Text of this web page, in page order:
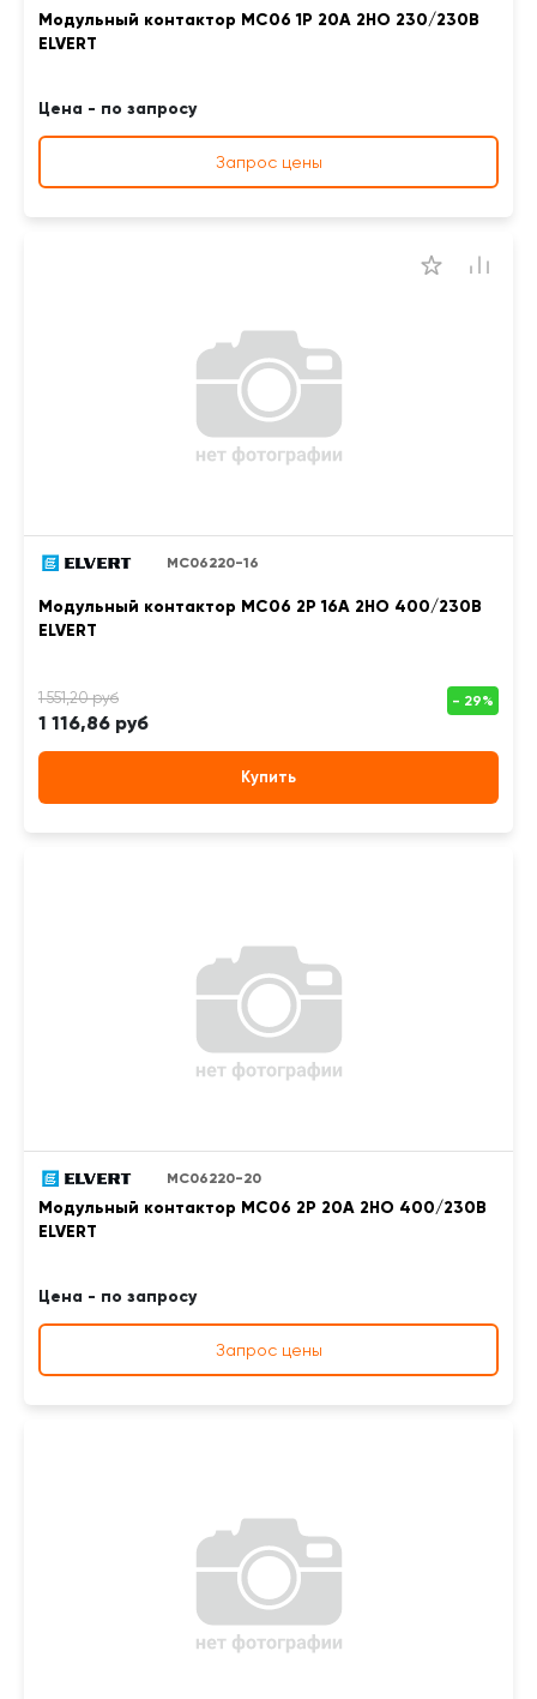
Модульный контактор MC06 1Р 20А 2НО 230/230B
ELVERT
Цена - по запросу
Запрос цены
MC06220-16
Модульный контактор MC06 2Р 16А 2НО 400/230B
ELVERT
1 116,86 руб
Купить
MC06220-20
Модульный контактор MC06 2Р 20А 2НО 400/230B
ELVERT
Цена - по запросу
Запрос цены